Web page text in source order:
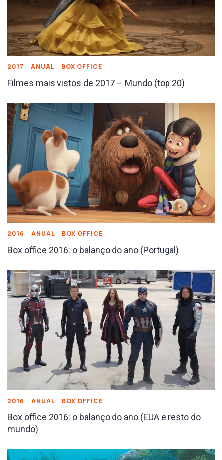
2017 ANUAL BOX OFFICE
Filmes mais vistos de 2017 – Mundo (top 20)
2016 ANUAL BOX OFFICE
Box office 2016: o balanço do ano (Portugal)
2016 ANUAL BOX OFFICE
Box office 2016: o balanço do ano (EUA e resto do
mundo)